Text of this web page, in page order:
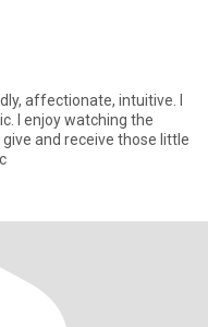
affectionate, intuitive. I
I enjoy watching the
and receive those little